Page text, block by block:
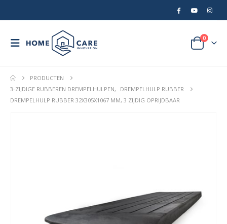
0
PRODUCTEN
3-ZIJDIGE RUBBEREN DREMPELHULPEN,
DREMPELHULP RUBBER
DREMPELHULP RUBBER 32X305X1067 MM, 3 ZIJDIG OPRIJDBAAR